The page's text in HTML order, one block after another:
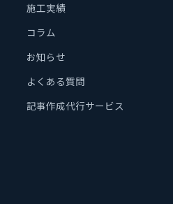
施工実績
コラム
お知らせ
よくある質問
記事作成代行サービス